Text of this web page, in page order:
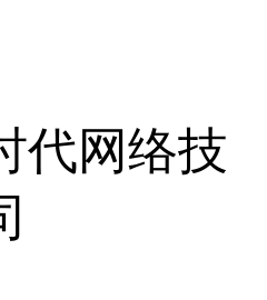
代网络技